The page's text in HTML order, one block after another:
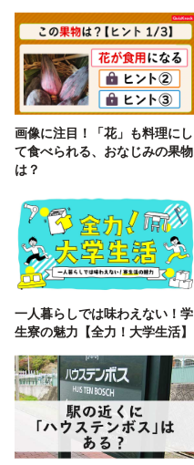
画像に注目！「花」も料理にし
て食べられる、おなじみの果物
は？
一人暮らしでは味わえない！学
生寮の魅力【全力！大学生活】